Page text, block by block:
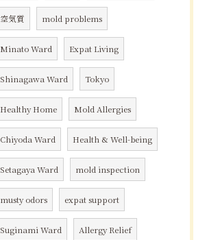
空気質 mold problems
Minato Ward Expat Living
Shinagawa Ward Tokyo
Healthy Home Mold Allergies
Chiyoda Ward Health & Well-being
Setagaya Ward mold inspection
musty odors expat support
Suginami Ward Allergy Relief